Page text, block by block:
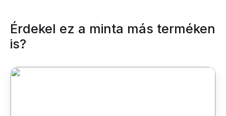
Érdekel ez a minta más terméken
is?